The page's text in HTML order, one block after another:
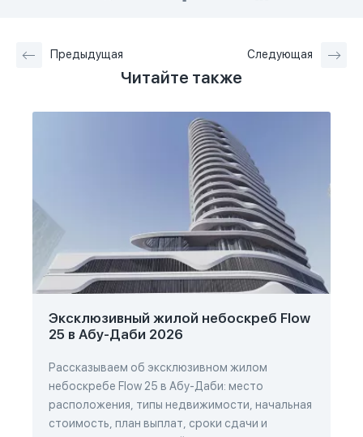
Предыдущая Следующая
Читайте также
Эксклюзивный жилой небоскреб Flow
25 в Абу-Даби 2026
Рассказываем об эксклюзивном жилом
небоскребе Flow 25 в Абу-Даби: место
расположения, типы недвижимости, начальная
стоимость, план выплат, сроки сдачи и